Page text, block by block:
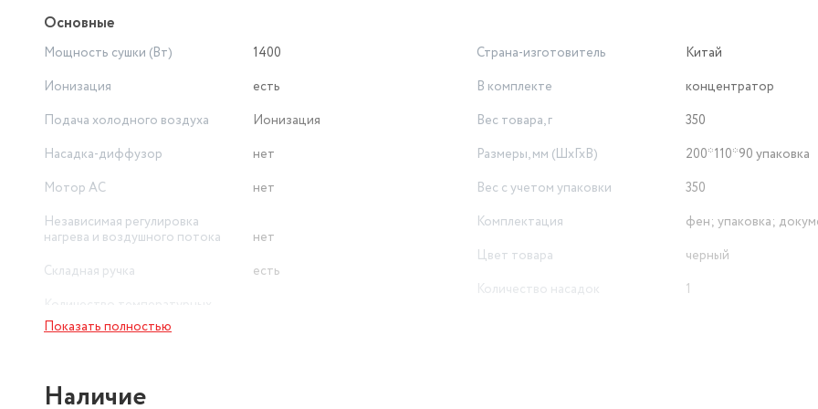
Основные
Мощность сушки (Вт)
1400
Ионизация
есть
Подача холодного воздуха
Ионизация
Насадка-диффузор
нет
Мотор AC
нет
Независимая регулировка
нагрева и воздушного потока
нет
Складная ручка
есть
режимов
Длина сетевого шнура (м)
Страна-изготовитель
Китай
В комплекте
концентратор
Вес товара, г
350
Размеры, мм (ШхГхВ)
200*110*90 упаковка
Вес с учетом упаковки
350
Комплектация
фен; упаковка;
Цвет товара
черный
Количество насадок
1
Показать полностью
Наличие